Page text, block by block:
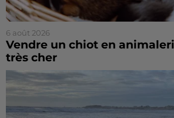
6 août 2026
Vendre un chiot en
très cher